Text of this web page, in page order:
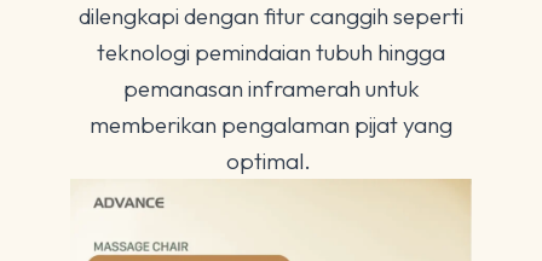
dilengkapi dengan fitur canggih seperti
teknologi pemindaian tubuh hingga
pemanasan inframerah untuk
memberikan pengalaman pijat yang
optimal.